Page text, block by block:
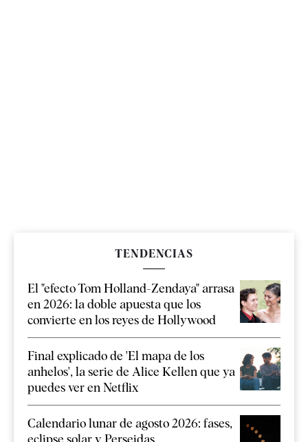
TENDENCIAS
El "efecto Tom Holland-Zendaya" arrasa
en 2026: la doble apuesta que los
convierte en los reyes de Hollywood
Final explicado de 'El mapa de los
anhelos', la serie de Alice Kellen que ya
puedes ver en Netflix
Calendario lunar de agosto 2026: fases,